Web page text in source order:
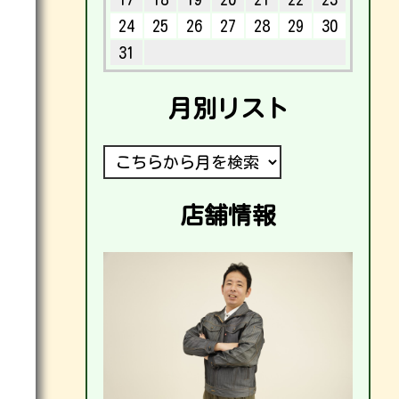
24
25 26 27 28 29
30
31
月別リスト
店舗情報